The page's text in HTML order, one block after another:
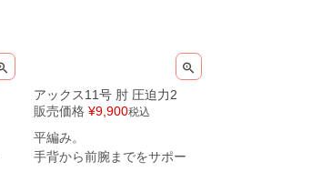
アックス11号 肘 圧迫力2
販売価格 ¥9,900税込
平編み。
手背から前腕までをサポー